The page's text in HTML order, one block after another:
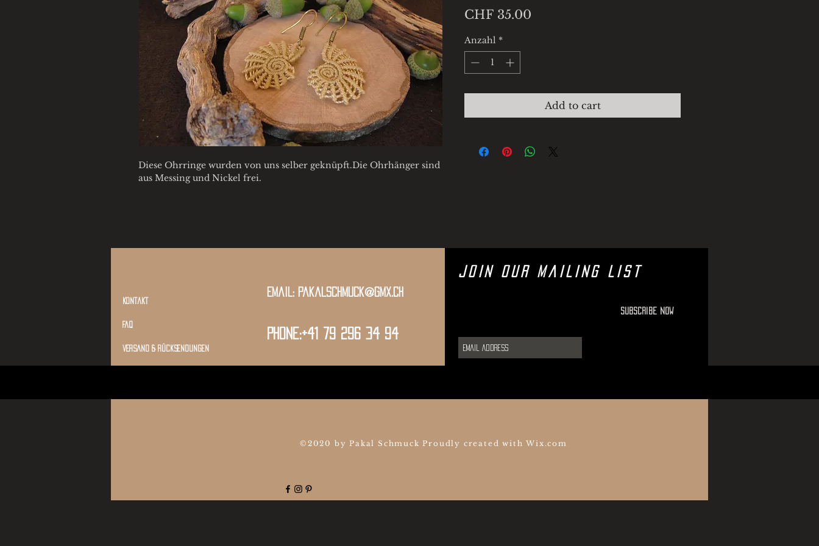
Diese Ohrringe wurden von uns selber geknüpft.Die Ohrhänger sind
aus Messing und Nickel frei.
CHF 35.00
Anzahl *
Add to cart
kontakt
Faq
versand & rücksendungen
Join Our Mailing list
Subscribe Now
©2020 by Pakal Schmuck Proudly created withWix.com
Email: pakalschmuck@gmx.ch
Phone:+41 79 296 34 94